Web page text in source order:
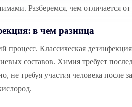
Разберемся, чем отличается от
в чем разница
процесс. Классическая
составов. Химия требует
не требуя участия человека после